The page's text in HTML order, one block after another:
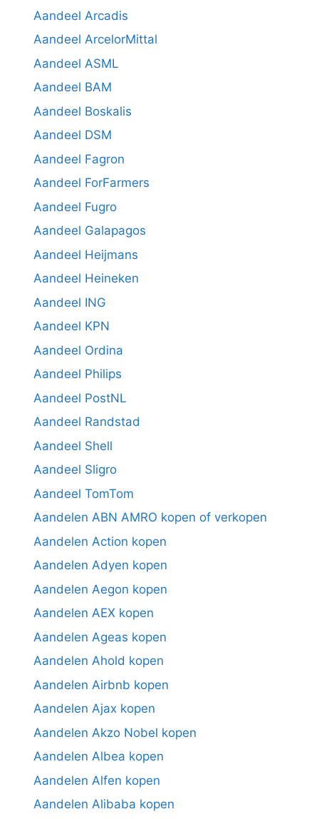
Aandeel Arcadis
Aandeel ArcelorMittal
Aandeel ASML
Aandeel BAM
Aandeel Boskalis
Aandeel DSM
Aandeel Fagron
Aandeel ForFarmers
Aandeel Fugro
Aandeel Galapagos
Aandeel Heijmans
Aandeel Heineken
Aandeel ING
Aandeel KPN
Aandeel Ordina
Aandeel Philips
Aandeel PostNL
Aandeel Randstad
Aandeel Shell
Aandeel Sligro
Aandeel TomTom
Aandelen ABN AMRO kopen of verkopen
Aandelen Action kopen
Aandelen Adyen kopen
Aandelen Aegon kopen
Aandelen AEX kopen
Aandelen Ageas kopen
Aandelen Ahold kopen
Aandelen Airbnb kopen
Aandelen Ajax kopen
Aandelen Akzo Nobel kopen
Aandelen Albea kopen
Aandelen Alfen kopen
Aandelen Alibaba kopen